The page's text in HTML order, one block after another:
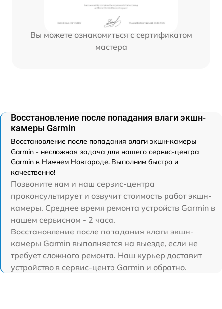
Вы можете ознакомиться с сертификатом
мастера
Восстановление после попадания влаги экшн-
камеры Garmin
Восстановление после попадания влаги экшн-камеры
Garmin - несложная задача для нашего сервис-центра
Garmin в Нижнем Новгороде. Выполним быстро и
качественно!
Позвоните нам и наш сервис-центра
проконсультирует и озвучит стоимость работ экшн-
камеры. Среднее время ремонта устройств Garmin в
нашем сервисном - 2 часа.
Восстановление после попадания влаги экшн-
камеры Garmin выполняется на выезде, если не
требует сложного ремонта. Наш курьер доставит
устройство в сервис-центр Garmin и обратно.